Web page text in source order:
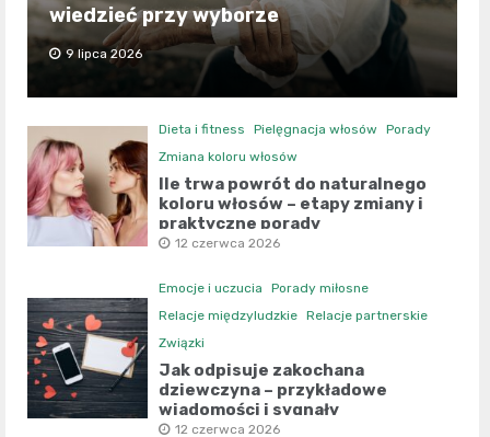
wiedzieć przy wyborze
9 lipca 2026
Dieta i fitness Pielęgnacja włosów
Porady
Zmiana koloru włosów
Ile trwa powrót do naturalnego
koloru włosów – etapy zmiany i
praktyczne porady
12 czerwca 2026
Emocje i uczucia
Porady miłosne
Relacje międzyludzkie Relacje partnerskie
Związki
Jak odpisuje zakochana
dziewczyna – przykładowe
wiadomości i sygnały
12 czerwca 2026